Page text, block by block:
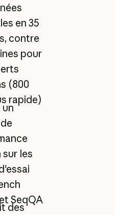
en 35
contre
pour
(800
rapide)
sur les
SeqQA
des